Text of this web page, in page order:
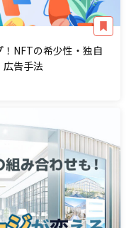
NFTの希少性・独自
告手法